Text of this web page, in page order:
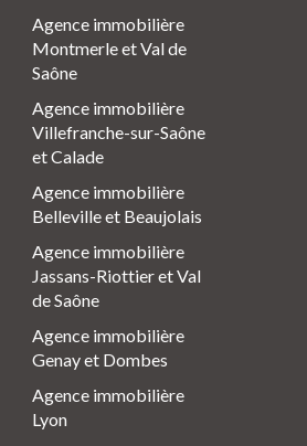
Agence immobilière
Montmerle et Val de
Saône
Agence immobilière
Villefranche-sur-Saône
et Calade
Agence immobilière
Belleville et Beaujolais
Agence immobilière
Jassans-Riottier et Val
de Saône
Agence immobilière
Genay et Dombes
Agence immobilière
Lyon